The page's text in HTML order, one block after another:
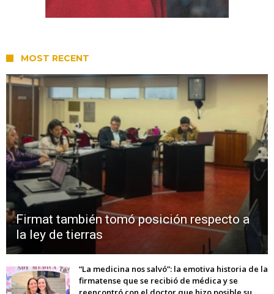
MOST RECENT
Firmat también tomó posición respecto a
la ley de tierras
“La medicina nos salvó”: la emotiva historia de la
firmatense que se recibió de médica y se